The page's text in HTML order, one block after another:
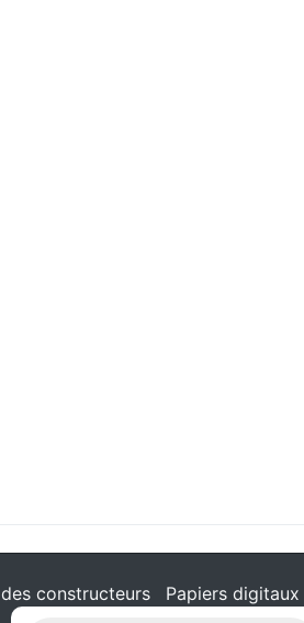
constructeurs Papiers digitaux